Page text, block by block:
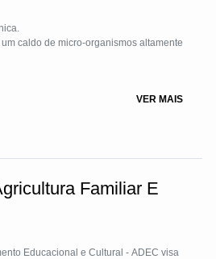
caldo de micro-organismos altamente
VER MAIS
Familiar E
Educacional e Cultural - ADEC visa